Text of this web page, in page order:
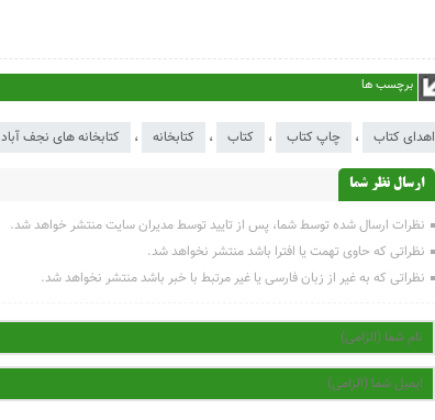
برچسب ها
اهدای کتاب ، چاپ کتاب ، کتاب ، کتابخانه ، کتابخانه های نجف آباد
ارسال نظر شما
نظرات ارسال شده توسط شما، پس از تایید توسط مدیران سایت منتشر خواهد شد.
نظراتی که حاوی تهمت یا افترا باشد منتشر نخواهد شد.
نظراتی که به غیر از زبان فارسی یا غیر مرتبط با خبر باشد منتشر نخواهد شد.